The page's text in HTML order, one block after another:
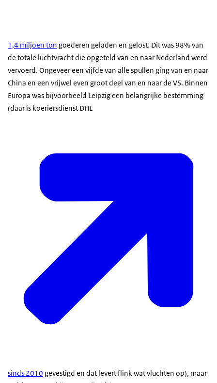
1,4 miljoen ton goederen geladen en gelost. Dit was 98% van
de totale luchtvracht die opgeteld van en naar Nederland werd
vervoerd. Ongeveer een vijfde van alle spullen ging van en naar
China en een vrijwel even groot deel van en naar de VS. Binnen
Europa was bijvoorbeeld Leipzig een belangrijke bestemming
(daar is koeriersdienst DHL
sinds 2010 gevestigd en dat levert flink wat vluchten op), maar